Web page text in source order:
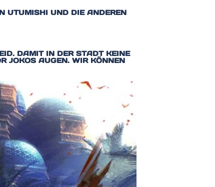
UTUMISHI UND DIE ANDEREN
DAMIT IN DER STADT KEINE
JOKOS AUGEN. WIR KÖNNEN